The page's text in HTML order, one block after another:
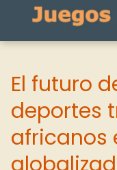
El futuro
deportes
africanos